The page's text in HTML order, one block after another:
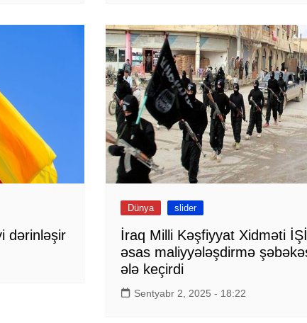
dərinləşir
Dünya slider
İraq Milli Kəşfiyyat Xidməti
əsas maliyyələşdirmə
ələ keçirdi
Sentyabr 2, 2025 - 18:22